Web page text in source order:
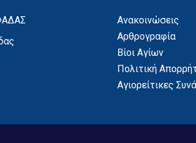
Ανακοινώσεις
Αρθρογραφία
Βίοι Αγίων
Πολιτική
Αγιορείτικες